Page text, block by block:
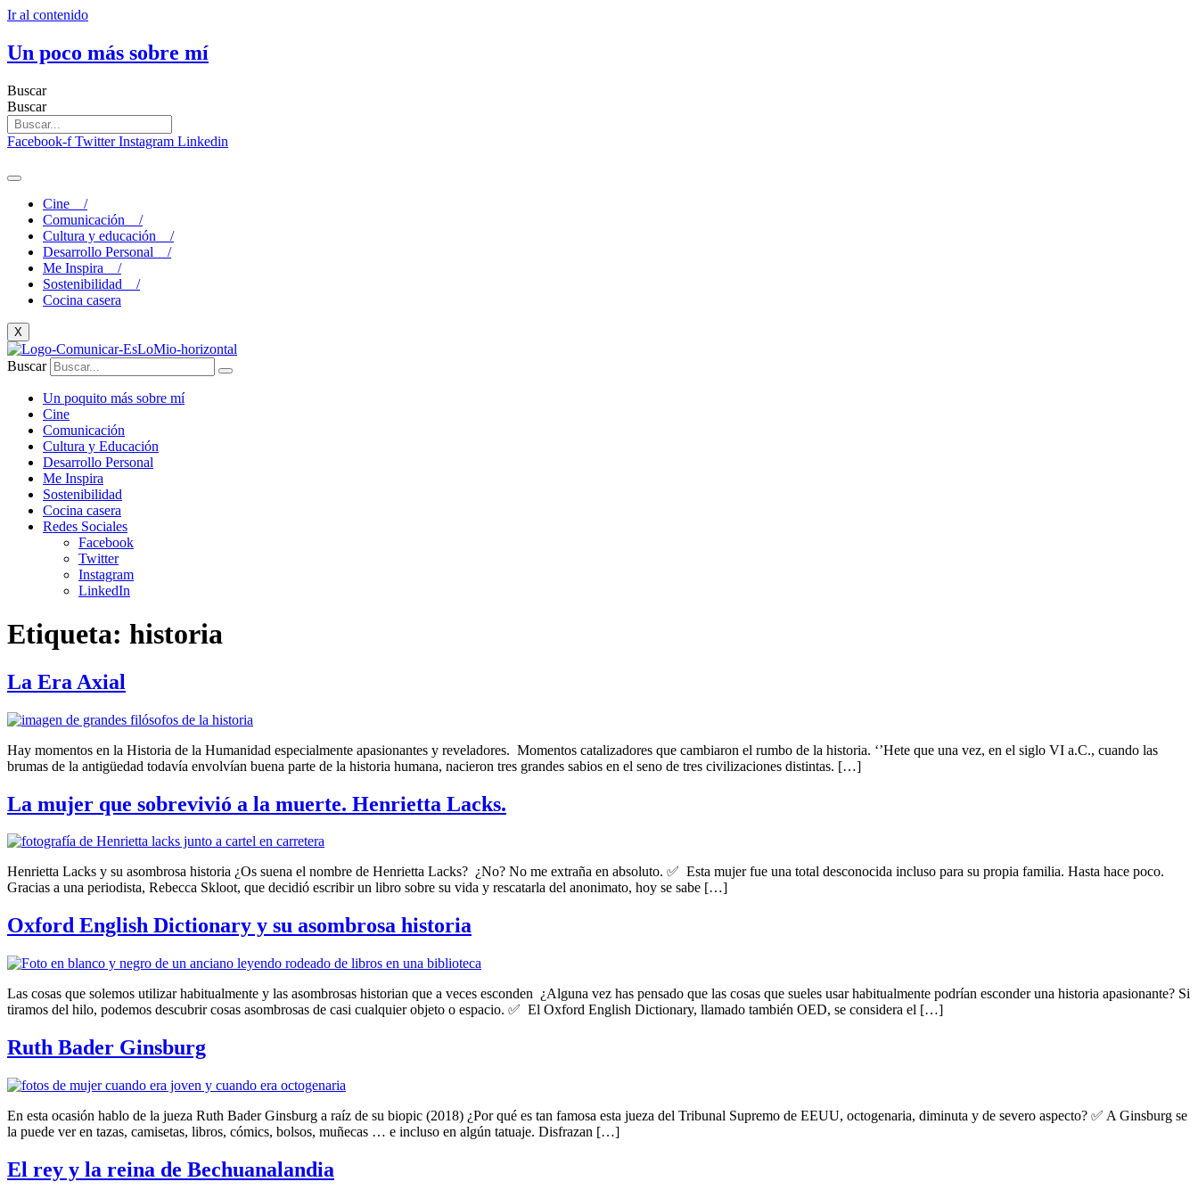
Ir al contenido
Un poco más sobre mí
Buscar
Buscar
Facebook-f Twitter Instagram Linkedin
Cine /
Comunicación /
Cultura y educación /
Desarrollo Personal /
Me Inspira /
Sostenibilidad /
Cocina casera
X
Buscar
Un poquito más sobre mí
Cine
Comunicación
Cultura y Educación
Desarrollo Personal
Me Inspira
Sostenibilidad
Cocina casera
Redes Sociales
Facebook
Twitter
Instagram
LinkedIn
Etiqueta: historia
La Era Axial
Hay momentos en la Historia de la Humanidad especialmente apasionantes y reveladores. Momentos catalizadores que cambiaron el rumbo de la historia. ‘’Hete que una vez, en el siglo VI a.C., cuando las
brumas de la antigüedad todavía envolvían buena parte de la historia humana, nacieron tres grandes sabios en el seno de tres civilizaciones distintas. […]
La mujer que sobrevivió a la muerte. Henrietta Lacks.
Henrietta Lacks y su asombrosa historia ¿Os suena el nombre de Henrietta Lacks? ¿No? No me extraña en absoluto. ✅ Esta mujer fue una total desconocida incluso para su propia familia. Hasta hace poco.
Gracias a una periodista, Rebecca Skloot, que decidió escribir un libro sobre su vida y rescatarla del anonimato, hoy se sabe […]
Oxford English Dictionary y su asombrosa historia
Las cosas que solemos utilizar habitualmente y las asombrosas historian que a veces esconden ¿Alguna vez has pensado que las cosas que sueles usar habitualmente podrían esconder una historia apasionante? Si
tiramos del hilo, podemos descubrir cosas asombrosas de casi cualquier objeto o espacio. ✅ El Oxford English Dictionary, llamado también OED, se considera el […]
Ruth Bader Ginsburg
En esta ocasión hablo de la jueza Ruth Bader Ginsburg a raíz de su biopic (2018) ¿Por qué es tan famosa esta jueza del Tribunal Supremo de EEUU, octogenaria, diminuta y de severo aspecto? ✅ A Ginsburg se
la puede ver en tazas, camisetas, libros, cómics, bolsos, muñecas … e incluso en algún tatuaje. Disfrazan […]
El rey y la reina de Bechuanalandia